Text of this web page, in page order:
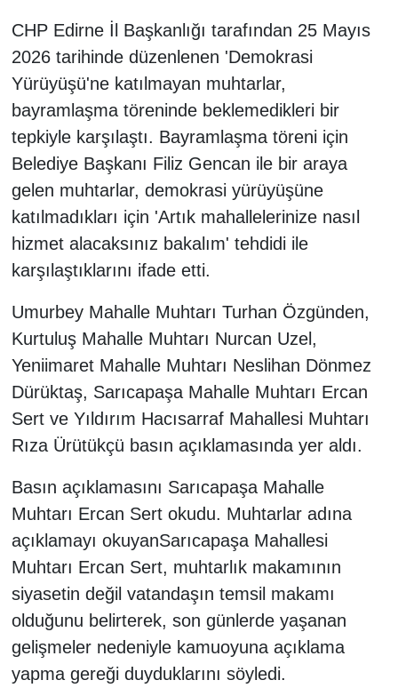
CHP Edirne İl Başkanlığı tarafından 25 Mayıs
2026 tarihinde düzenlenen 'Demokrasi
Yürüyüşü'ne katılmayan muhtarlar,
bayramlaşma töreninde beklemedikleri bir
tepkiyle karşılaştı. Bayramlaşma töreni için
Belediye Başkanı Filiz Gencan ile bir araya
gelen muhtarlar, demokrasi yürüyüşüne
katılmadıkları için 'Artık mahallelerinize nasıl
hizmet alacaksınız bakalım' tehdidi ile
karşılaştıklarını ifade etti.
Umurbey Mahalle Muhtarı Turhan Özgünden,
Kurtuluş Mahalle Muhtarı Nurcan Uzel,
Yeniimaret Mahalle Muhtarı Neslihan Dönmez
Dürüktaş, Sarıcapaşa Mahalle Muhtarı Ercan
Sert ve Yıldırım Hacısarraf Mahallesi Muhtarı
Rıza Ürütükçü basın açıklamasında yer aldı.
Basın açıklamasını Sarıcapaşa Mahalle
Muhtarı Ercan Sert okudu. Muhtarlar adına
açıklamayı okuyanSarıcapaşa Mahallesi
Muhtarı Ercan Sert, muhtarlık makamının
siyasetin değil vatandaşın temsil makamı
olduğunu belirterek, son günlerde yaşanan
gelişmeler nedeniyle kamuoyuna açıklama
yapma gereği duyduklarını söyledi.